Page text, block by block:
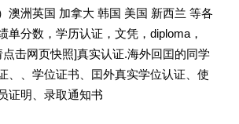
澳洲英国 加拿大 韩国 美国 新西兰 等各
单分数，学历认证，文凭，diploma，
点击网页快照]真实认证.海外回囯的同学
、、学位证书、囯外真实学位认证、使
证明、录取通知书